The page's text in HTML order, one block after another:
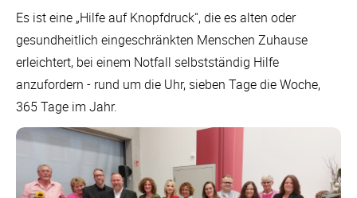
Es ist eine „Hilfe auf Knopfdruck“, die es alten oder
gesundheitlich eingeschränkten Menschen Zuhause
erleichtert, bei einem Notfall selbstständig Hilfe
anzufordern - rund um die Uhr, sieben Tage die Woche,
365 Tage im Jahr.